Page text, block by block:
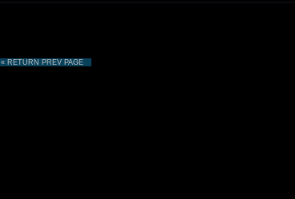
« RETURN PREV PAGE